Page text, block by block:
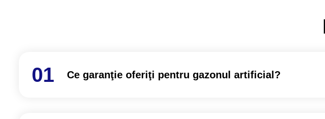
Ce garanţie oferiţi pentru gazonul artificial?